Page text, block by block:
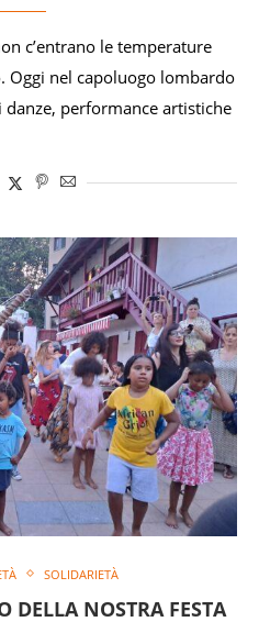
c’entrano le temperature
Oggi nel capoluogo lombardo
performance artistiche
SOLIDARIETÀ
DELLA NOSTRA FESTA